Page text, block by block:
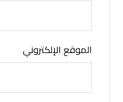
الموقع الإلكتروني